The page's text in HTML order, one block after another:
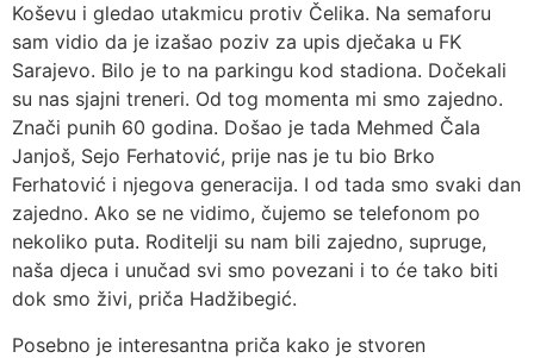
Koševu i gledao utakmicu protiv Čelika. Na semaforu
sam vidio da je izašao poziv za upis dječaka u FK
Sarajevo. Bilo je to na parkingu kod stadiona. Dočekali
su nas sjajni treneri. Od tog momenta mi smo zajedno.
Znači punih 60 godina. Došao je tada Mehmed Čala
Janjoš, Sejo Ferhatović, prije nas je tu bio Brko
Ferhatović i njegova generacija. I od tada smo svaki dan
zajedno. Ako se ne vidimo, čujemo se telefonom po
nekoliko puta. Roditelji su nam bili zajedno, supruge,
naša djeca i unučad svi smo povezani i to će tako biti
dok smo živi, priča Hadžibegić.
Posebno je interesantna priča kako je stvoren